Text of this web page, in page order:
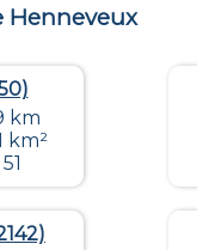
Henneveux
km
km²